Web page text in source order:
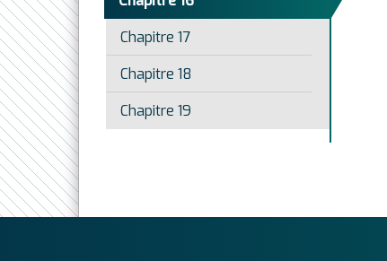
Chapitre 17
Chapitre 18
Chapitre 19